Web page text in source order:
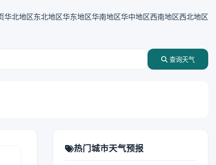
华北地区东北地区华东地区华南地区华中地区西南地区西北地区
查询天气
热门城市天气预报